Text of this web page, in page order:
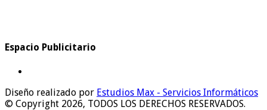
Espacio Publicitario
Diseño realizado por Estudios Max - Servicios Informáticos
© Copyright 2026, TODOS LOS DERECHOS RESERVADOS.